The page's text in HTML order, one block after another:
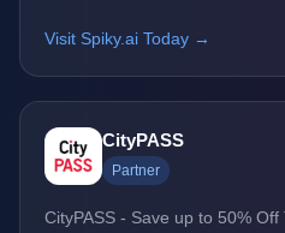
Visit Spiky.ai Today →
CityPASS
Partner
CityPASS - Save up to 50% Off